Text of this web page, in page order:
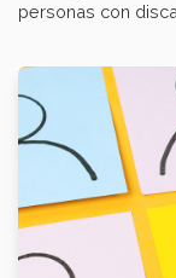
personas con